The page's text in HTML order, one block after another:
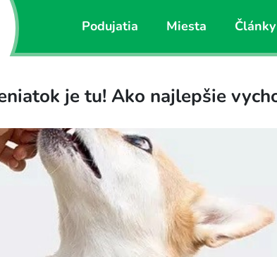
Podujatia Miesta Články
je tu! Ako najlepšie